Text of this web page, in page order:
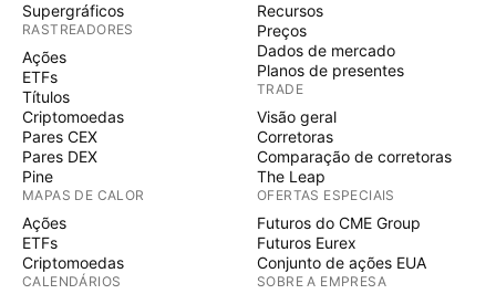
Supergráficos
RASTREADORES
Ações
ETFs
Títulos
Criptomoedas
Pares CEX
Pares DEX
Pine
MAPAS DE CALOR
Ações
ETFs
Criptomoedas
CALENDÁRIOS
Recursos
Preços
Dados de mercado
Planos de presentes
TRADE
Visão geral
Corretoras
Comparação de corretoras
The Leap
OFERTAS ESPECIAIS
Futuros do CME Group
Futuros Eurex
Conjunto de ações EUA
SOBRE A EMPRESA